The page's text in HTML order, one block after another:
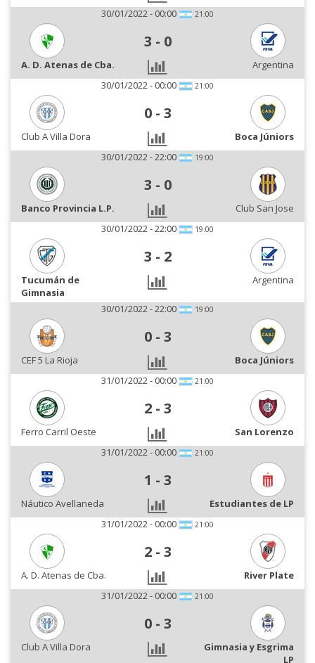
30/01/2022 - 00:00
21:00
3 - 0
A. D. Atenas de Cba.
Argentina
30/01/2022 - 00:00
21:00
0 - 3
Club A Villa Dora
Boca Júniors
30/01/2022 - 22:00
19:00
3 - 0
Banco Provincia L.P.
Club San Jose
30/01/2022 - 22:00
19:00
3 - 2
Tucumán de
Gimnasia
Argentina
30/01/2022 - 22:00 19:00
0 - 3
CEF 5 La Rioja
Boca Júniors
31/01/2022 - 00:00
21:00
2 - 3
Ferro Carril Oeste
San Lorenzo
31/01/2022 - 00:00
21:00
1 - 3
Náutico Avellaneda
Estudiantes de LP
31/01/2022 - 00:00
21:00
2 - 3
A. D. Atenas de Cba.
River Plate
31/01/2022 - 00:00
21:00
0 - 3
Club A Villa Dora
Gimnasia y Esgrima
LP